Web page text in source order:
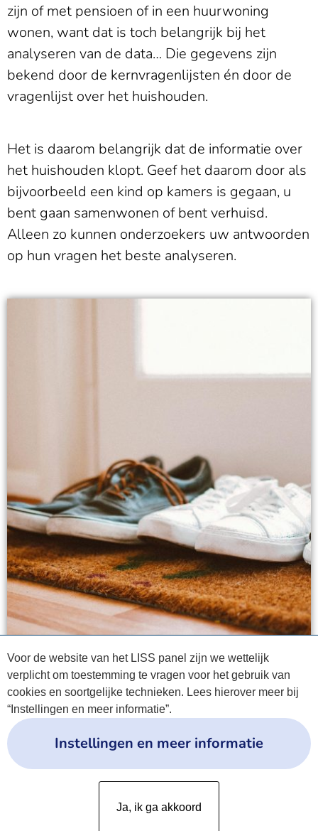
Voor de website van het LISS panel zijn we wettelijk
verplicht om toestemming te vragen voor het gebruik van
cookies en soortgelijke technieken. Lees hierover meer bij
“Instellingen en meer informatie”.
Instellingen en meer informatie
Ja, ik ga akkoord
zijn of met pensioen of in een huurwoning
wonen, want dat is toch belangrijk bij het
analyseren van de data… Die gegevens zijn
bekend door de kernvragenlijsten én door de
vragenlijst over het huishouden.
Het is daarom belangrijk dat de informatie over
het huishouden klopt. Geef het daarom door als
bijvoorbeeld een kind op kamers is gegaan, u
bent gaan samenwonen of bent verhuisd.
Alleen zo kunnen onderzoekers uw antwoorden
op hun vragen het beste analyseren.
Privacyverklaring